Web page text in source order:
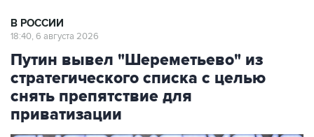
В РОССИИ
18:40, 6 августа 2026
Путин вывел "Шереметьево" из
стратегического списка с целью
снять препятствие для
приватизации